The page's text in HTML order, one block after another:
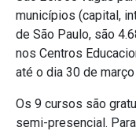
municípios (capital,
de São Paulo, são
nos Centros
até o dia 30 de
Os 9 cursos são
semi-presencial.